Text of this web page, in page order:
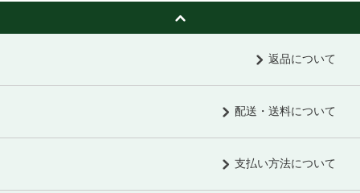
返品について
配送・送料について
支払い方法について